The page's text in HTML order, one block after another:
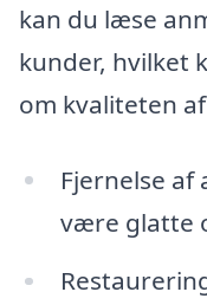
kan du læse
kunder, hvilket
om kvaliteten
Fjernelse af
være glatte